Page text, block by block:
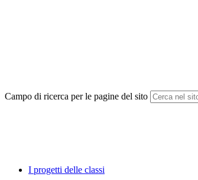
Campo di ricerca per le pagine del sito
I progetti delle classi